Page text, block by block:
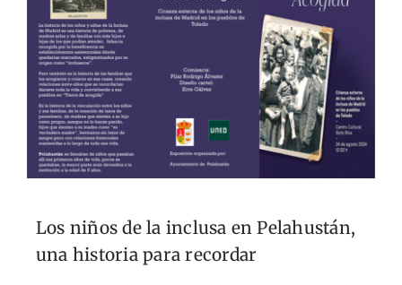
Los niños de la inclusa en Pelahustán,
una historia para recordar